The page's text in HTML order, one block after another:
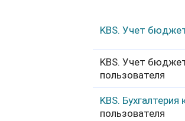
KBS. Учет
KBS. Учет
пользователя
KBS.
пользователя